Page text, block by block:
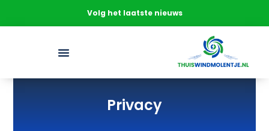
Volg het laatste nieuws
Privacy